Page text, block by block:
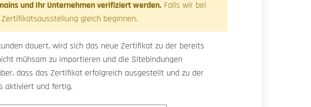
und Ihr Unternehmen verifiziert werden. Falls wir bei
gleich beginnen.
dauert, wird sich das neue Zertifikat zu der bereits
mühsam zu importieren und die Sitebindungen
dass das Zertifikat erfolgreich ausgestellt und zu der
aktiviert und fertig.